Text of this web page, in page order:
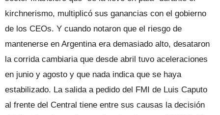
kirchnerismo, multiplicó sus ganancias con el gobierno
de los CEOs. Y cuando notaron que el riesgo de
mantenerse en Argentina era demasiado alto, desataron
la corrida cambiaria que desde abril tuvo aceleraciones
en junio y agosto y que nada indica que se haya
estabilizado. La salida a pedido del FMI de Luis Caputo
al frente del Central tiene entre sus causas la decisión